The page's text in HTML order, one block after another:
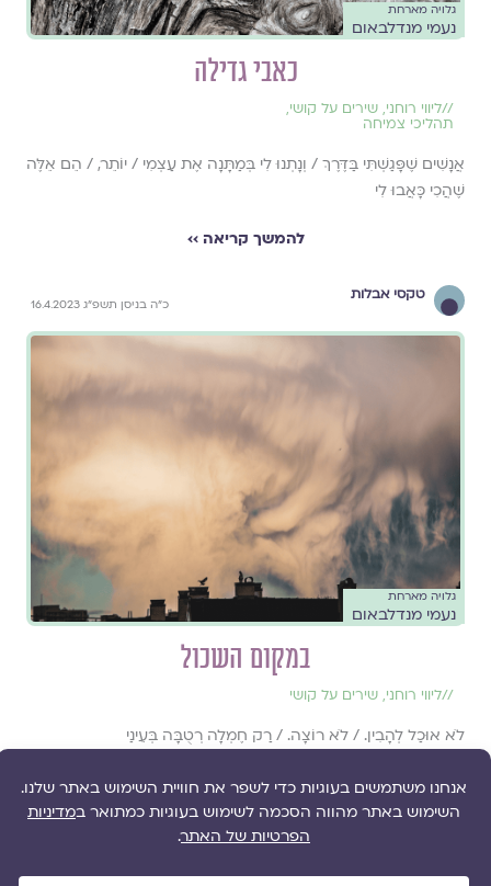
גלויה מארחת
נעמי מנדלבאום
כאבי גדילה
//ליווי רוחני, שירים על קושי,
תהליכי צמיחה
אֲנָשִׁים שֶׁפָּגַשְׁתִּי בַּדֶּרֶךְ / וְנָתְנוּ לִי בְּמַתָּנָה אֶת עַצְמִי / יוֹתֵר, / הֵם אֵלֶּה
שֶׁהֲכִי כָּאֲבוּ לִי
להמשך קריאה ››
טקסי אבלות
כ״ה בניסן תשפ״ג 16.4.2023
גלויה מארחת
נעמי מנדלבאום
במקום השכול
//ליווי רוחני, שירים על קושי
לֹא אוּכַל לְהָבִין. / לֹא רוֹצָה. / רַק חֶמְלָה רְטֻבָּה בְּעֵינַי
להמשך קריאה ››